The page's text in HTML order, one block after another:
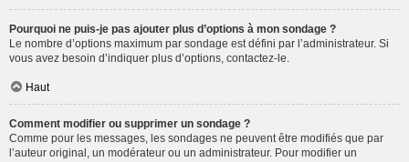
Pourquoi ne puis-je pas ajouter plus d’options à mon sondage ?
Le nombre d’options maximum par sondage est défini par l’administrateur. Si
vous avez besoin d’indiquer plus d’options, contactez-le.
Haut
Comment modifier ou supprimer un sondage ?
Comme pour les messages, les sondages ne peuvent être modifiés que par
l’auteur original, un modérateur ou un administrateur. Pour modifier un